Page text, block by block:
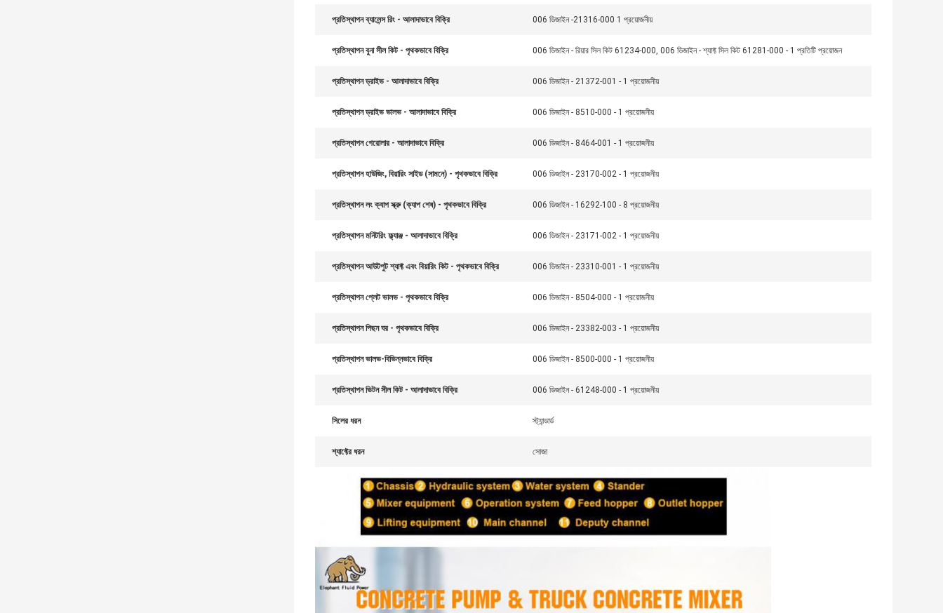
প্রতিস্থাপন ব্যালেন্স রিং - আলাদাভাবে বিক্রি 006 ডিজাইন -21316-000 1 প্রয়োজনীয়
প্রতিস্থাপন বুনা সীল কিট - পৃথকভাবে বিক্রি 006 ডিজাইন - রিয়ার সিল কিট 61234-000, 006 ডিজাইন - শ্যাফ্ট সিল কিট 61281-000 - 1 প্রতিটি প্রয়োজন
প্রতিস্থাপন ড্রাইভ - আলাদাভাবে বিক্রি 006 ডিজাইন - 21372-001 - 1 প্রয়োজনীয়
প্রতিস্থাপন ড্রাইভ ভালভ - আলাদাভাবে বিক্রি 006 ডিজাইন - 8510-000 - 1 প্রয়োজনীয়
প্রতিস্থাপন গেরোলার - আলাদাভাবে বিক্রি 006 ডিজাইন - 8464-001 - 1 প্রয়োজনীয়
প্রতিস্থাপন হাউজিং, বিয়ারিং সাইড (সামনে) - পৃথকভাবে বিক্রি 006 ডিজাইন - 23170-002 - 1 প্রয়োজনীয়
প্রতিস্থাপন লং ক্যাপ স্ক্রু (ক্যাপ শেষ) - পৃথকভাবে বিক্রি 006 ডিজাইন - 16292-100 - 8 প্রয়োজনীয়
প্রতিস্থাপন মনিটরিং ফ্ল্যাঞ্জ - আলাদাভাবে বিক্রি 006 ডিজাইন - 23171-002 - 1 প্রয়োজনীয়
প্রতিস্থাপন আউটপুট শ্যাফ্ট এবং বিয়ারিং কিট - পৃথকভাবে বিক্রি 006 ডিজাইন - 23310-001 - 1 প্রয়োজনীয়
প্রতিস্থাপন প্লেট ভালভ - পৃথকভাবে বিক্রি 006 ডিজাইন - 8504-000 - 1 প্রয়োজনীয়
প্রতিস্থাপন পিছন ঘর - পৃথকভাবে বিক্রি 006 ডিজাইন - 23382-003 - 1 প্রয়োজনীয়
প্রতিস্থাপন ভালভ-বিভিন্নভাবে বিক্রি 006 ডিজাইন - 8500-000 - 1 প্রয়োজনীয়
প্রতিস্থাপন ভিটন সীল কিট - আলাদাভাবে বিক্রি 006 ডিজাইন - 61248-000 - 1 প্রয়োজনীয়
সিলের ধরন স্ট্যান্ডার্ড
শ্যাফ্টের ধরন সোজা